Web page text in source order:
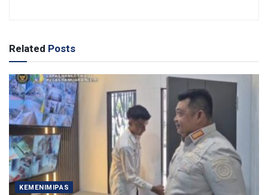
Related Posts
KEMENIMIPAS